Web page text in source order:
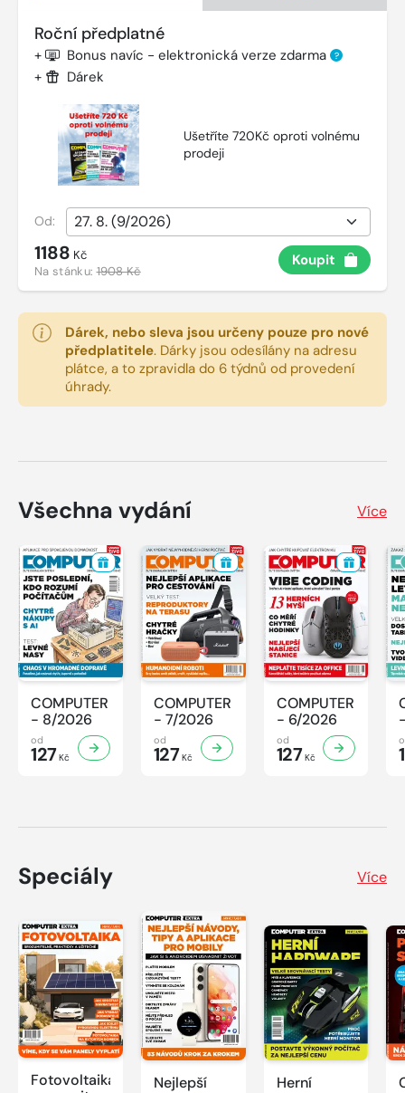
Roční předplatné
+ Bonus navíc - elektronická verze zdarma ?
+ Dárek
Ušetříte 720Kč oproti volnému
prodeji
Od:
1188 Kč
Na stánku:1908 Kč
Koupit
Dárek, nebo sleva jsou určeny pouze pro nové
předplatitele. Dárky jsou odesílány na adresu
plátce, a to zpravidla do 6 týdnů od provedení
úhrady.
Všechna vydání Více
COMPUTER
- 8/2026
od
127Kč
COMPUTER
- 7/2026
od
127Kč
COMPUTER
- 6/2026
od
127 Kč
Speciály Více
Fotovoltaika:
Nejlepší
Herní